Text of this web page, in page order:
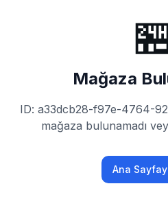
Mağaza
ID: a33dcb28-f97e-4764-
mağaza bulunamadı
Ana